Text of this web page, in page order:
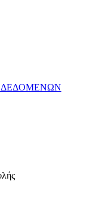
ΔΕΔΟΜΕΝΩΝ